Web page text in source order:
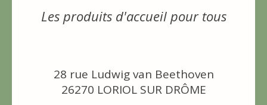
Les produits d'accueil pour tous
28 rue Ludwig van Beethoven
26270 LORIOL SUR DRÔME